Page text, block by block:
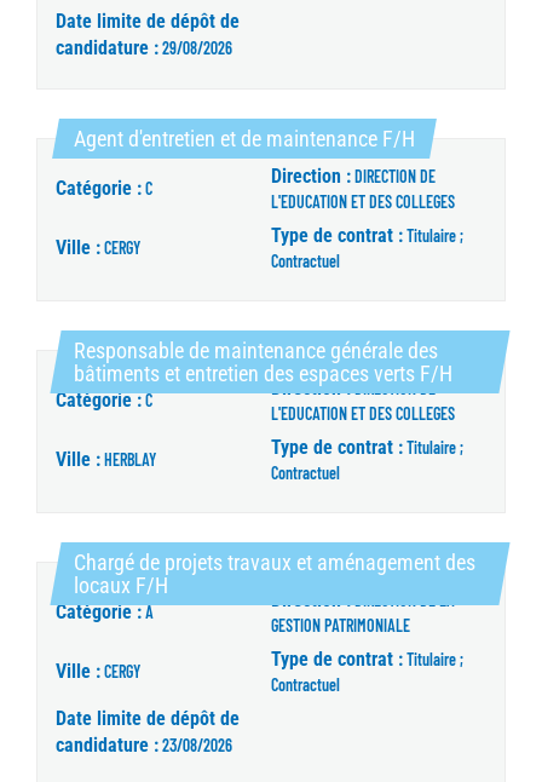
Date limite de dépôt de
candidature :29/08/2026
Agent d'entretien et de maintenance F/H (Nouvelle
Catégorie :C
Direction :DIRECTION DE
L'EDUCATION ET DES COLLEGES
Ville :CERGY
Type de contrat :Titulaire ;
Contractuel
Responsable de maintenance générale des
bâtiments et entretien des espaces verts F/H
Catégorie :C
Direction :DIRECTION DE
L'EDUCATION ET DES COLLEGES
Ville :HERBLAY
Type de contrat :Titulaire ;
Contractuel
Chargé de projets travaux et aménagement des
locaux F/H
Catégorie :A
Direction :
GESTION PATRIMONIALE
Ville :CERGY
Type de contrat :Titulaire ;
Contractuel
Date limite de dépôt de
candidature :23/08/2026